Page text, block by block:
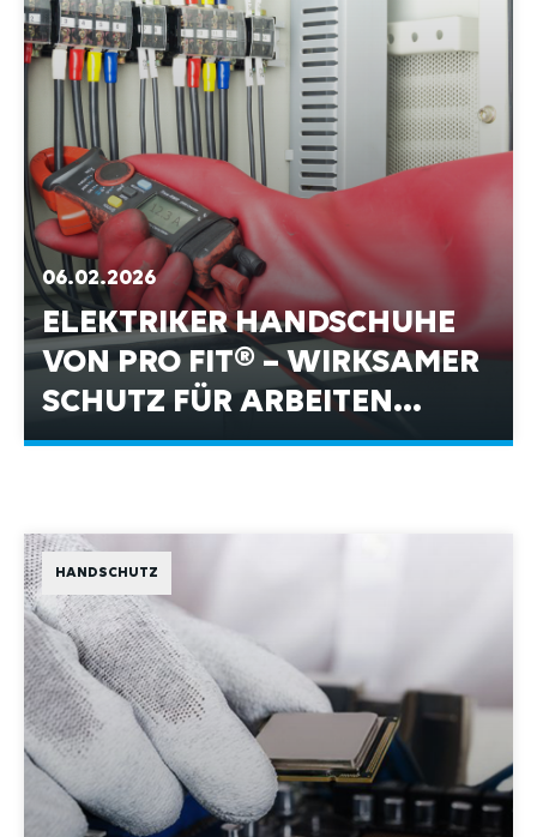
06.02.2026
ELEKTRIKER HANDSCHUHE
VON PRO FIT® – WIRKSAMER
SCHUTZ FÜR ARBEITEN
UNTER SPANNUNG
HANDSCHUTZ